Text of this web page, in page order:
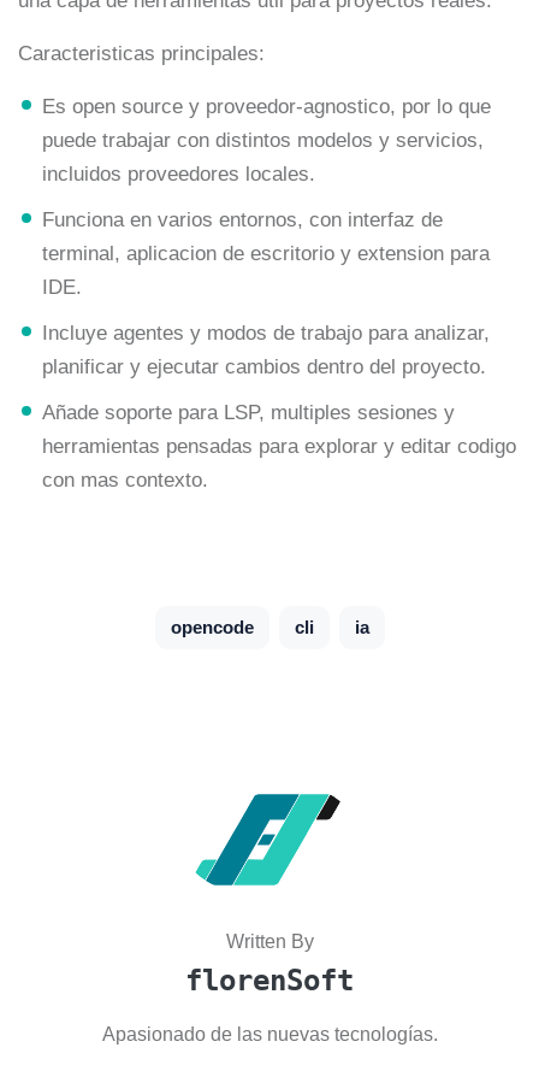
Caracteristicas principales:
Es open source y proveedor-agnostico, por lo que
puede trabajar con distintos modelos y servicios,
incluidos proveedores locales.
Funciona en varios entornos, con interfaz de
terminal, aplicacion de escritorio y extension para
IDE.
Incluye agentes y modos de trabajo para analizar,
planificar y ejecutar cambios dentro del proyecto.
Añade soporte para LSP, multiples sesiones y
herramientas pensadas para explorar y editar codigo
con mas contexto.
opencode cli ia
Written By
florenSoft
Apasionado de las nuevas tecnologías.